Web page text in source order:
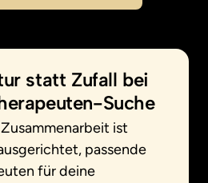
statt Zufall bei
Suche
ist
passende
für deine